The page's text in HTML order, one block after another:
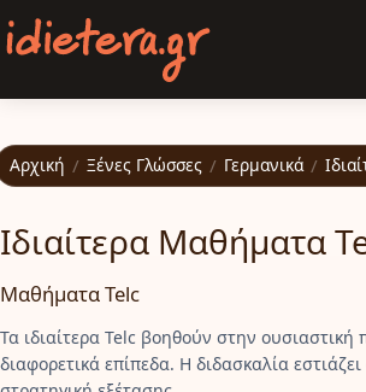
Παράκαμψη προς το κυρίως
Αρχική / Ξένες Γλώσσες / Γερμανικά /
Ιδιαίτερα Μαθήματα
Μαθήματα Telc
Τα ιδιαίτερα Telc βοηθούν στην ουσιαστική
διαφορετικά επίπεδα. Η διδασκαλία